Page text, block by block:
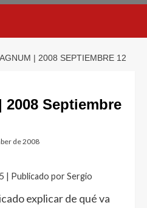
| 2008 SEPTIEMBRE 12
2008 Septiembre
de 2008
| Publicado por Sergio
explicar de qué va